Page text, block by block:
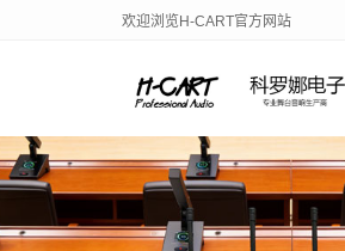
欢迎浏览H-CART官方网站